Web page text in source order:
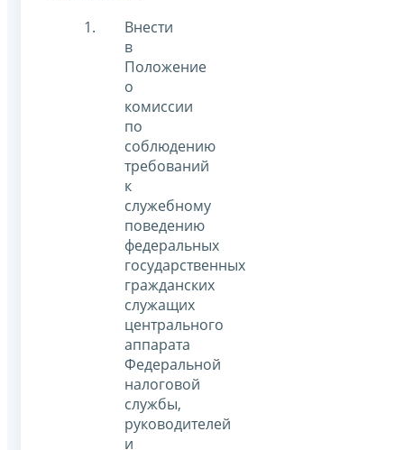
Внести
в
Положение
о
комиссии
по
соблюдению
требований
к
служебному
поведению
федеральных
государственных
гражданских
служащих
центрального
аппарата
Федеральной
налоговой
службы,
руководителей
и